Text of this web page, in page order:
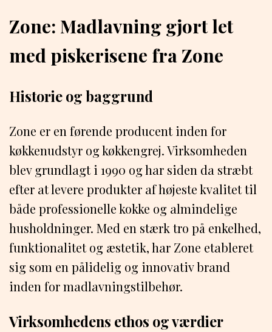
Zone: Madlavning gjort let
med piskerisene fra Zone
Historie og baggrund
Zone er en førende producent inden for
køkkenudstyr og køkkengrej. Virksomheden
blev grundlagt i 1990 og har siden da stræbt
efter at levere produkter af højeste kvalitet til
både professionelle kokke og almindelige
husholdninger. Med en stærk tro på enkelhed,
funktionalitet og æstetik, har Zone etableret
sig som en pålidelig og innovativ brand
inden for madlavningstilbehør.
Virksomhedens ethos og værdier